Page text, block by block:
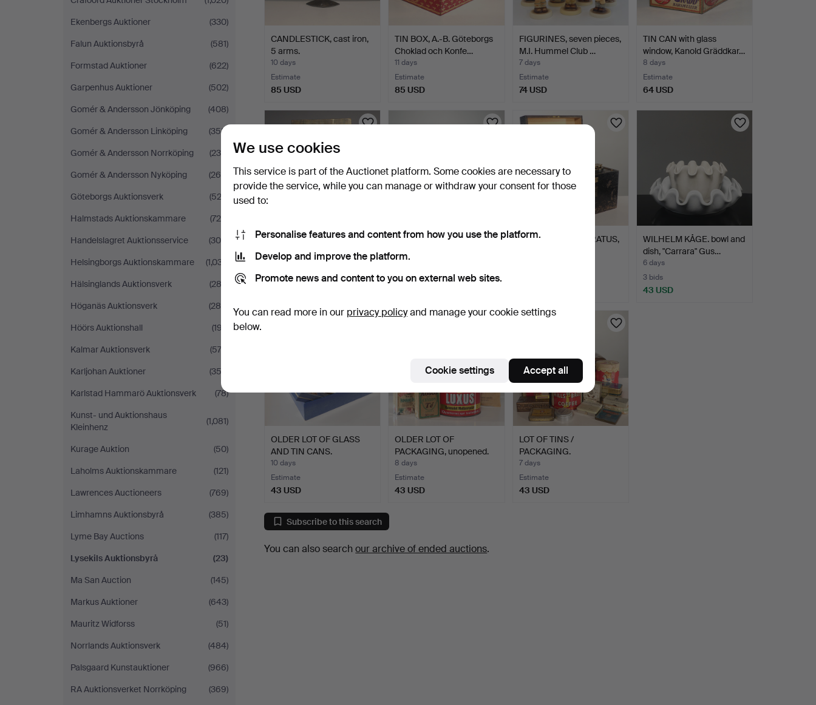
Ekenbergs Auktioner
(330)
Falun Auktionsbyrå
(581)
Formstad Auktioner
(622)
Garpenhus Auktioner
(502)
Gomér & Andersson Jönköping
(408)
Gomér & Andersson Linköping
(355)
Gomér & Andersson Norrköping
(235)
Gomér & Andersson Nyköping
(269)
Göteborgs Auktionsverk
(522)
Halmstads Auktionskammare
(724)
Handelslagret Auktionsservice
(306)
Helsingborgs Auktionskammare
(1,037)
Hälsinglands Auktionsverk
(283)
Höganäs Auktionsverk
(289)
Höörs Auktionshall
(197)
Kalmar Auktionsverk
(574)
Karljohan Auktioner
(352)
Karlstad Hammarö Auktionsverk
(78)
Kunst- und Auktionshaus
Kleinhenz
(1,081)
Kurage Auktion
(50)
Laholms Auktionskammare
(121)
Lawrences Auctioneers
(769)
Limhamns Auktionsbyrå
(385)
Lyme Bay Auctions
(117)
Lysekils Auktionsbyrå
(23)
Ma San Auction
(145)
Markus Auktioner
(643)
Mauritz Widforss
(51)
Norrlands Auktionsverk
(484)
Palsgaard Kunstauktioner
(966)
RA Auktionsverket Norrköping
(369)
CANDLESTICK, cast iron,
5 arms.
10 days
Estimate
85 USD
TIN BOX, A.-B. Göteborgs
Choklad och Konfe…
11 days
Estimate
85 USD
FIGURINES, seven pieces,
M.I. Hummel Club …
7 days
Estimate
74 USD
TIN CAN with glass
window, Kanold Gräddkar…
8 days
Estimate
64 USD
WOODEN BOX, "Pellerins
margarin" Gothenbur…
6 days
Estimate
TIN BOXES, 2 pcs.
7 days
Estimate
INDUCTION APPARATUS,
WILHELM KÅGE. bowl and
dish, "Carrara" Gus…
6 days
3 bids
43 USD
OLDER LOT OF GLASS
AND TIN CANS.
10 days
Estimate
43 USD
OLDER LOT OF
PACKAGING, unopened.
8 days
Estimate
43 USD
LOT OF TINS /
PACKAGING.
7 days
Estimate
43 USD
Subscribe to this search
You can also searchour archive of ended auctions.
We use cookies
This service is part of the Auctionet platform. Some cookies are necessary to
provide the service, while you can manage or withdraw your consent for those
used to:
Personalise features and content from how you use the platform.
Develop and improve the platform.
Promote news and content to you on external web sites.
You can read more in our privacy policyand manage your cookie settings
below.
Cookie settings Accept all